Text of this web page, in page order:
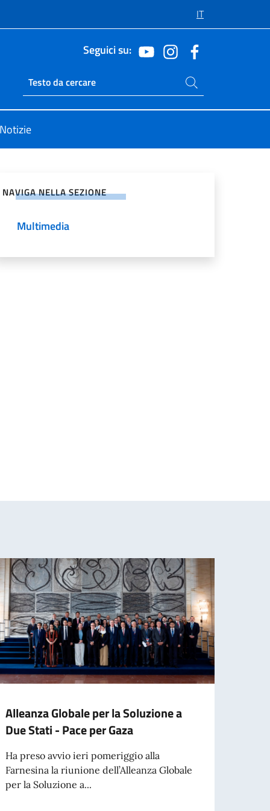
IT
Seguici su:
Ricerca sito live
Cerca nel sito
Notizie
NAVIGA NELLA SEZIONE
Multimedia
Alleanza Globale per la Soluzione a
Due Stati - Pace per Gaza
Ha preso avvio ieri pomeriggio alla
Farnesina la riunione dell’Alleanza Globale
per la Soluzione a...